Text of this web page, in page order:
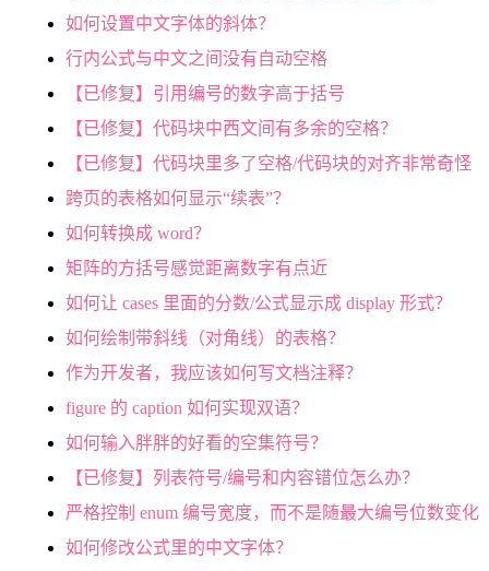
如何设置中文字体的斜体？
行内公式与中文之间没有自动空格
【已修复】引用编号的数字高于括号
【已修复】代码块中西文间有多余的空格？
【已修复】代码块里多了空格/代码块的对齐非常奇怪
跨页的表格如何显示“续表”？
如何转换成 word？
矩阵的方括号感觉距离数字有点近
如何让 cases 里面的分数/公式显示成 display 形式？
如何绘制带斜线（对角线）的表格？
作为开发者，我应该如何写文档注释？
figure 的 caption 如何实现双语？
如何输入胖胖的好看的空集符号？
【已修复】列表符号/编号和内容错位怎么办？
严格控制 enum 编号宽度，而不是随最大编号位数变化
如何修改公式里的中文字体？